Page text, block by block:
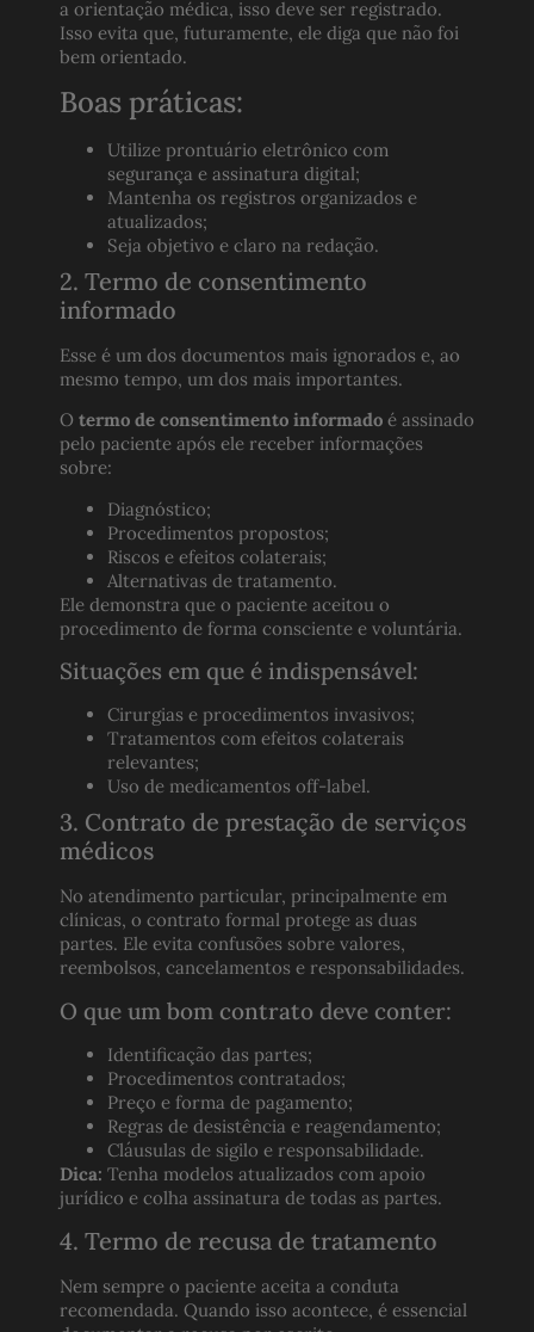
a orientação médica, isso deve ser registrado.
Isso evita que, futuramente, ele diga que não foi
bem orientado.
Boas práticas:
Utilize prontuário eletrônico com
segurança e assinatura digital;
Mantenha os registros organizados e
atualizados;
Seja objetivo e claro na redação.
2. Termo de consentimento
informado
Esse é um dos documentos mais ignorados e, ao
mesmo tempo, um dos mais importantes.
O termo de consentimento informado é assinado
pelo paciente após ele receber informações
sobre:
Diagnóstico;
Procedimentos propostos;
Riscos e efeitos colaterais;
Alternativas de tratamento.
Ele demonstra que o paciente aceitou o
procedimento de forma consciente e voluntária.
Situações em que é indispensável:
Cirurgias e procedimentos invasivos;
Tratamentos com efeitos colaterais
relevantes;
Uso de medicamentos off-label.
3. Contrato de prestação de serviços
médicos
No atendimento particular, principalmente em
clínicas, o contrato formal protege as duas
partes. Ele evita confusões sobre valores,
reembolsos, cancelamentos e responsabilidades.
O que um bom contrato deve conter:
Identificação das partes;
Procedimentos contratados;
Preço e forma de pagamento;
Regras de desistência e reagendamento;
Cláusulas de sigilo e responsabilidade.
Dica: Tenha modelos atualizados com apoio
jurídico e colha assinatura de todas as partes.
4. Termo de recusa de tratamento
Nem sempre o paciente aceita a conduta
recomendada. Quando isso acontece, é essencial